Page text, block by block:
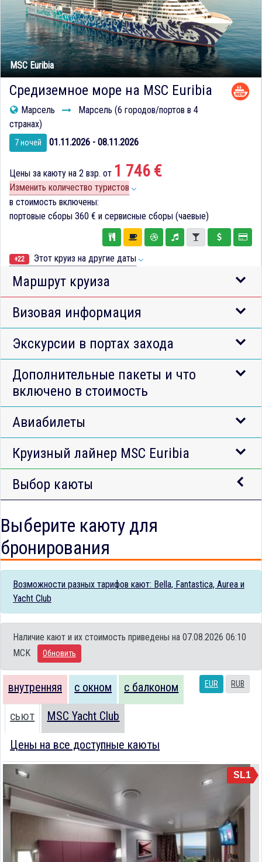
MSC Euribia
Средиземное море на MSC Euribia
Марсель
Марсель (6 городов/портов в 4
странах)
7 ночей 01.11.2026 - 08.11.2026
Цены за каюту на 2 взр. от 1 746 €
Изменить количество туристов
в стоимость включены:
портовые сборы 360 € и сервисные сборы (чаевые)
+22 Этот круиз на другие даты
Маршрут круиза
Визовая информация
Экскурсии в портах захода
Дополнительные пакеты и что
включено в стоимость
Авиабилеты
Круизный лайнер MSC Euribia
Выбор каюты
Выберите каюту для
бронирования
Возможности разных тарифов кают: Bella, Fantastica, Aurea и
Yacht Club
Наличие кают и их стоимость приведены на 07.08.2026 06:10
MCK
Обновить
EUR RUB
внутренняя с окном с балконом
сьют MSC Yacht Club
Цены на все доступные каюты
SL1